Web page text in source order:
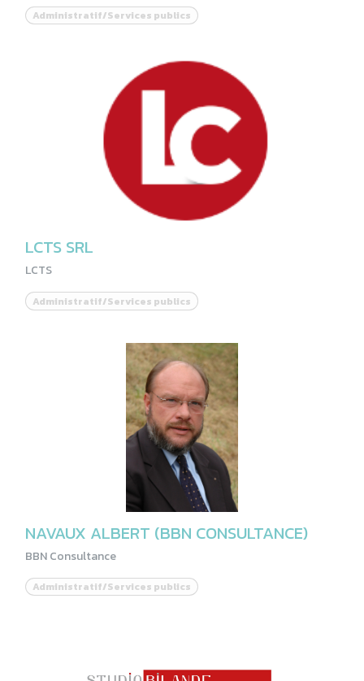
Administratif/Services publics
LCTS SRL
LCTS
Administratif/Services publics
NAVAUX ALBERT (BBN CONSULTANCE)
BBN Consultance
Administratif/Services publics